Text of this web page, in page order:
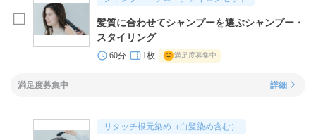
髪質に合わせてシャンプーを選ぶシャンプー・
スタイリング
60分 1枚 満足度募集中
満足度募集中 詳細
リタッチ根元染め（白髪染め含む）